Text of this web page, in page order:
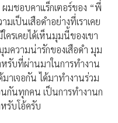
ผมชอบคาแร็กเตอร์ของ “พี่
เป็นเสือดำอย่างที่เราเคย
รเคยได้เห็นมุมนี้ของเขา
ความน่ารักของเสือดำ มุม
หรับที่ผ่านมาในการทำงาน
าเจอกัน ได้มาทำงานร่วม
กันทุกคน เป็นการทำงานก
รับโอ้ครับ